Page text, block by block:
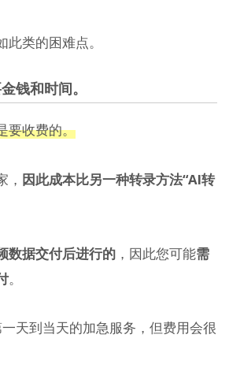
类的困难点。
钱和时间。
要收费的。
， 因此成本比另一种转录方法“AI转
数据交付后进行的 ，因此您可能需
。
天到当天的加急服务，但费用会很